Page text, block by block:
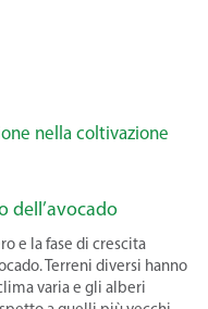
nella coltivazione
dell’avocado
e la fase di crescita
Terreni diversi hanno
varia e gli alberi